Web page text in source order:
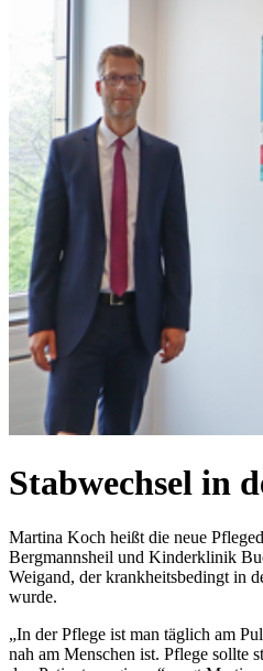
Stabwechsel in
Martina Koch heißt die neue
Bergmannsheil und Kinderklinik
Weigand, der krankheitsbedingt in
wurde.
„In der Pflege ist man täglich am
nah am Menschen ist. Pflege sollte